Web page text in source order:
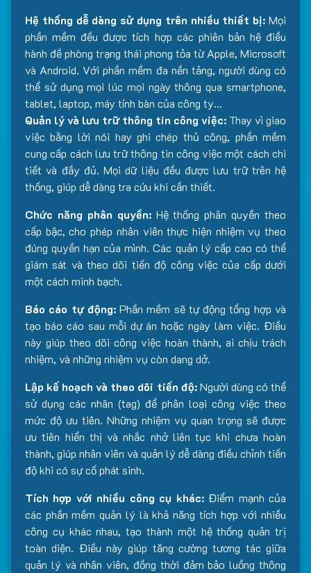
Hệ thống dễ dàng sử dụng trên nhiều thiết bị: Mọi
phần mềm đều được tích hợp các phiên bản hệ điều
hành đề phòng trạng thái phong tỏa từ Apple, Microsoft
và Android. Với phần mềm đa nền tảng, người dùng có
thể sử dụng mọi lúc mọi ngày thông qua smartphone,
tablet, laptop, máy tính bàn của công ty…
Quản lý và lưu trữ thông tin công việc: Thay vì giao
việc bằng lời nói hay ghi chép thủ công, phần mềm
cung cấp cách lưu trữ thông tin công việc một cách chi
tiết và đầy đủ. Mọi dữ liệu đều được lưu trữ trên hệ
thống, giúp dễ dàng tra cứu khi cần thiết.
Chức năng phân quyền:Hệ thống phân quyền theo
cấp bậc, cho phép nhân viên thực hiện nhiệm vụ theo
đúng quyền hạn của mình. Các quản lý cấp cao có thể
giám sát và theo dõi tiến độ công việc của cấp dưới
một cách minh bạch.
Báo cáo tự động:Phần mềm sẽ tự động tổng hợp và
tạo báo cáo sau mỗi dự án hoặc ngày làm việc. Điều
này giúp theo dõi công việc hoàn thành, ai chịu trách
nhiệm, và những nhiệm vụ còn dang dở.
Lập kế hoạch và theo dõi tiến độ:Người dùng có thể
sử dụng các nhãn (tag) để phân loại công việc theo
mức độ ưu tiên. Những nhiệm vụ quan trọng sẽ được
ưu tiên hiển thị và nhắc nhở liên tục khi chưa hoàn
thành, giúp nhân viên và quản lý dễ dàng điều chỉnh tiến
độ khi có sự cố phát sinh.
Tích hợp với nhiều công cụ khác:Điểm mạnh của
các phần mềm quản lý là khả năng tích hợp với nhiều
công cụ khác nhau, tạo thành một hệ thống quản trị
toàn diện. Điều này giúp tăng cường tương tác giữa
quản lý và nhân viên, đồng thời đảm bảo luồng thông